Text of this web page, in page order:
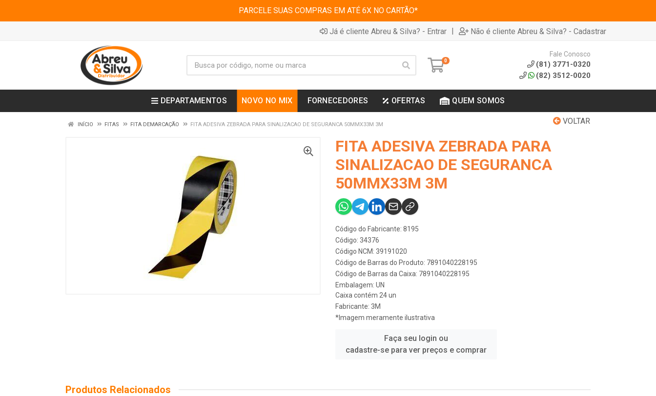
PARCELE SUAS COMPRAS EM ATÉ 6X NO CARTÃO*
Já é cliente Abreu & Silva? - Entrar | Não é cliente Abreu & Silva? - Cadastrar
0
Fale Conosco
(81) 3771-0320
(82) 3512-0020
DEPARTAMENTOS NOVO NO MIX FORNECEDORES OFERTAS QUEM SOMOS
VOLTAR
INÍCIO FITAS FITA DEMARCAÇÃO FITA ADESIVA ZEBRADA PARA SINALIZACAO DE SEGURANCA 50MMX33M 3M
FITA ADESIVA ZEBRADA PARA
SINALIZACAO DE SEGURANCA
50MMX33M 3M
Código do Fabricante: 8195
Código: 34376
Código NCM: 39191020
Código de Barras do Produto: 7891040228195
Código de Barras da Caixa: 7891040228195
Embalagem: UN
Caixa contém 24 un
Fabricante: 3M
*Imagem meramente ilustrativa
Faça seu login ou
cadastre-se para ver preços e comprar
Produtos Relacionados